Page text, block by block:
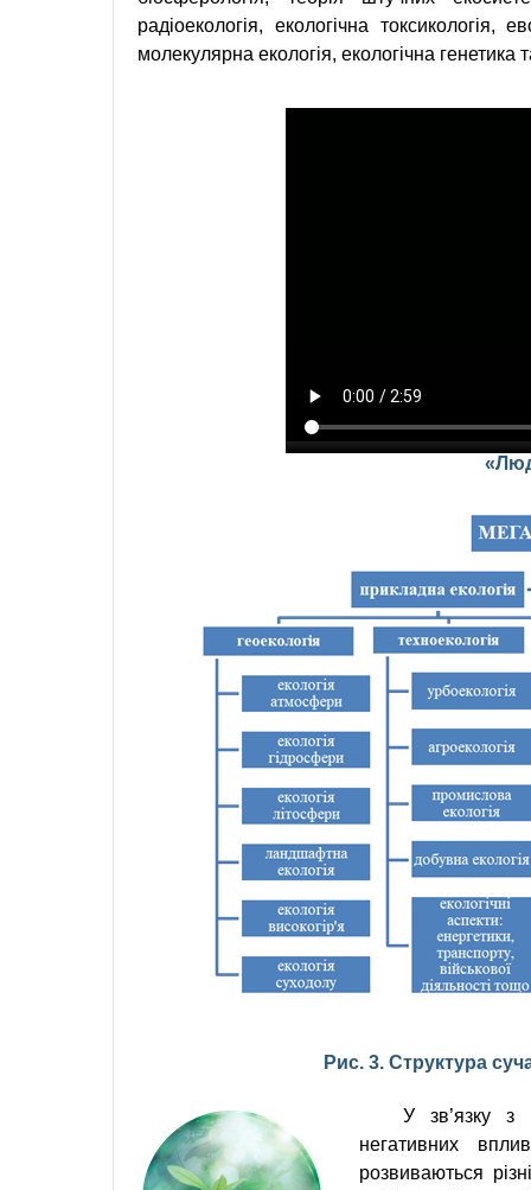
радіоекологія, екологічна токсикологія,
молекулярнаекологія,екологічна генетика
Рис. 3. Структура
У зв’язку з
негативних
розвиваються різні